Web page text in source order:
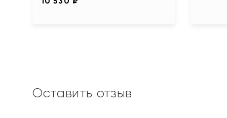
Оставить отзыв